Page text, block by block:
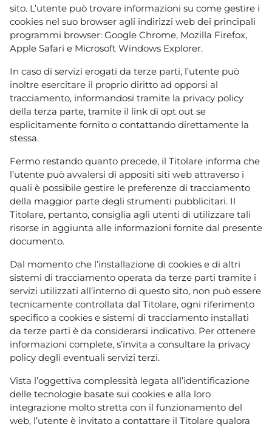
sito. L’utente può trovare informazioni su come gestire i
cookies nel suo browser agli indirizzi web dei principali
programmi browser: Google Chrome, Mozilla Firefox,
Apple Safari e Microsoft Windows Explorer.
In caso di servizi erogati da terze parti, l’utente può
inoltre esercitare il proprio diritto ad opporsi al
tracciamento, informandosi tramite la privacy policy
della terza parte, tramite il link di opt out se
esplicitamente fornito o contattando direttamente la
stessa.
Fermo restando quanto precede, il Titolare informa che
l’utente può avvalersi di appositi siti web attraverso i
quali è possibile gestire le preferenze di tracciamento
della maggior parte degli strumenti pubblicitari. Il
Titolare, pertanto, consiglia agli utenti di utilizzare tali
risorse in aggiunta alle informazioni fornite dal presente
documento.
Dal momento che l’installazione di cookies e di altri
sistemi di tracciamento operata da terze parti tramite i
servizi utilizzati all’interno di questo sito, non può essere
tecnicamente controllata dal Titolare, ogni riferimento
specifico a cookies e sistemi di tracciamento installati
da terze parti è da considerarsi indicativo. Per ottenere
informazioni complete, s’invita a consultare la privacy
policy degli eventuali servizi terzi.
Vista l’oggettiva complessità legata all’identificazione
delle tecnologie basate sui cookies e alla loro
integrazione molto stretta con il funzionamento del
web, l’utente è invitato a contattare il Titolare qualora